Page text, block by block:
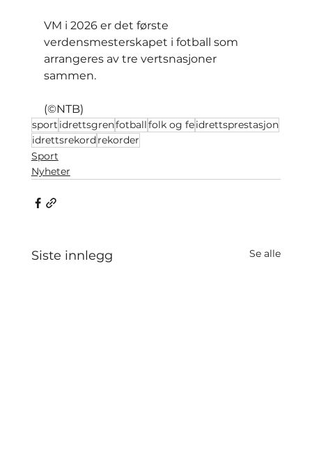
VM i 2026 er det første
verdensmesterskapet i fotball som
arrangeres av tre vertsnasjoner
sammen.
(©NTB)
sport idrettsgrenfotballfolk og feidrettsprestasjon
idrettsrekord rekorder
Sport
Nyheter
Siste innlegg Se alle